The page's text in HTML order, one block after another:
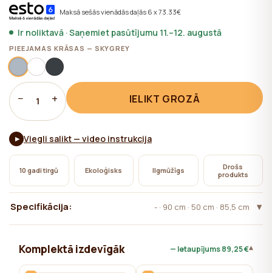
Maksā sešās vienādās daļās 6 x 73.33€
Ir noliktavā · Saņemiet pasūtījumu 11.–12. augustā
PIEEJAMAS KRĀSAS — SKYGREY
− 1 + IELIKT GROZĀ
▶ Viegli salikt — video instrukcija
10 gadi tirgū Ekoloģisks Ilgmūžīgs
Drošs
produkts
Specifikācija: - · 90 cm · 50 cm · 85,5 cm
Komplektā izdevīgāk — Ietaupījums89,25 €▾
vai noraidīt tās, noklikšķinot uz pogas "Noraidīt visas". Ja
vietnē tiek saglabātas vietnes darbībai nepieciešamās
tehniskās sīkdatnes, kuru izmantošanai nav
nepieciešama lietotāja piekrišana.